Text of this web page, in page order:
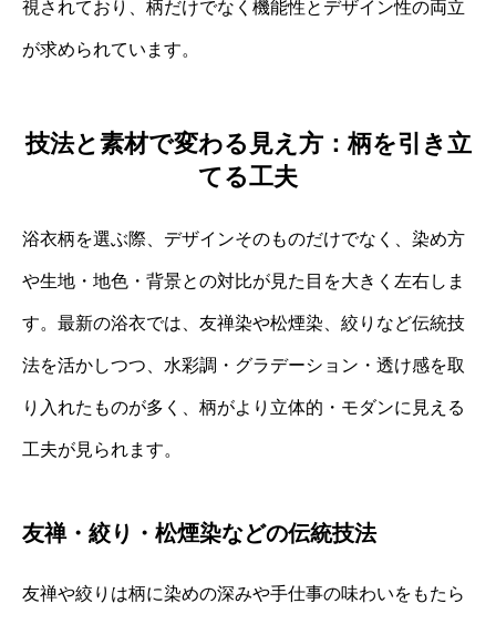
視されており、柄だけでなく機能性とデザイン性の両立
が求められています。
技法と素材で変わる見え方：柄を引き立
てる工夫
浴衣柄を選ぶ際、デザインそのものだけでなく、染め方
や生地・地色・背景との対比が見た目を大きく左右しま
す。最新の浴衣では、友禅染や松煙染、絞りなど伝統技
法を活かしつつ、水彩調・グラデーション・透け感を取
り入れたものが多く、柄がより立体的・モダンに見える
工夫が見られます。
友禅・絞り・松煙染などの伝統技法
友禅や絞りは柄に染めの深みや手仕事の味わいをもたら